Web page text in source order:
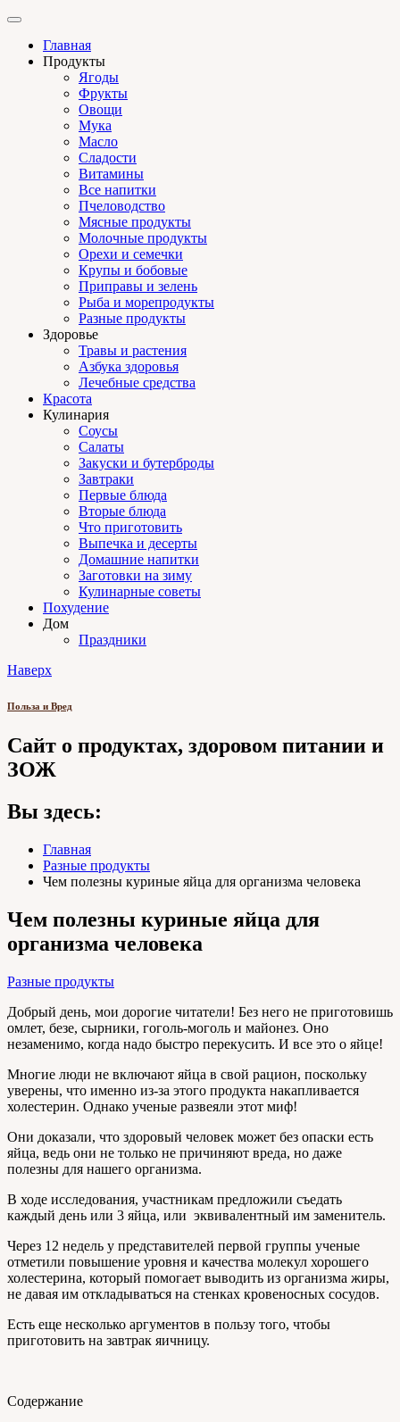
Главная
Продукты
Ягоды
Фрукты
Овощи
Мука
Масло
Сладости
Витамины
Все напитки
Пчеловодство
Мясные продукты
Молочные продукты
Орехи и семечки
Крупы и бобовые
Приправы и зелень
Рыба и морепродукты
Разные продукты
Здоровье
Травы и растения
Азбука здоровья
Лечебные средства
Красота
Кулинария
Соусы
Салаты
Закуски и бутерброды
Завтраки
Первые блюда
Вторые блюда
Что приготовить
Выпечка и десерты
Домашние напитки
Заготовки на зиму
Кулинарные советы
Похудение
Дом
Праздники
Наверх
Польза и Вред
Сайт о продуктах, здоровом питании и
ЗОЖ
Вы здесь:
Главная
Разные продукты
Чем полезны куриные яйца для организма человека
Чем полезны куриные яйца для
организма человека
Разные продукты
Добрый день, мои дорогие читатели! Без него не приготовишь
омлет, безе, сырники, гоголь-моголь и майонез. Оно
незаменимо, когда надо быстро перекусить. И все это о яйце!
Многие люди не включают яйца в свой рацион, поскольку
уверены, что именно из-за этого продукта накапливается
холестерин. Однако ученые развеяли этот миф!
Они доказали, что здоровый человек может без опаски есть
яйца, ведь они не только не причиняют вреда, но даже
полезны для нашего организма.
В ходе исследования, участникам предложили съедать
каждый день или 3 яйца, или эквивалентный им заменитель.
Через 12 недель у представителей первой группы ученые
отметили повышение уровня и качества молекул хорошего
холестерина, который помогает выводить из организма жиры,
не давая им откладываться на стенках кровеносных сосудов.
Есть еще несколько аргументов в пользу того, чтобы
приготовить на завтрак яичницу.
Содержание